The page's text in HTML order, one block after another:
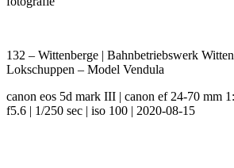
132 – Wittenberge | Bahnbetriebswerk
Lokschuppen – Model Vendula
canon eos 5d mark III | canon ef 24-70 mm
f5.6 | 1/250 sec | iso 100 | 2020-08-15